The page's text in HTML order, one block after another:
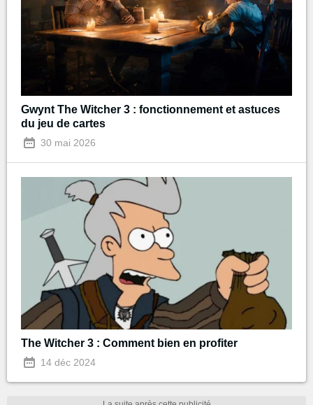
Gwynt The Witcher 3 : fonctionnement et astuces
du jeu de cartes
30 mai 2026
The Witcher 3 : Comment bien en profiter
14 déc 2024